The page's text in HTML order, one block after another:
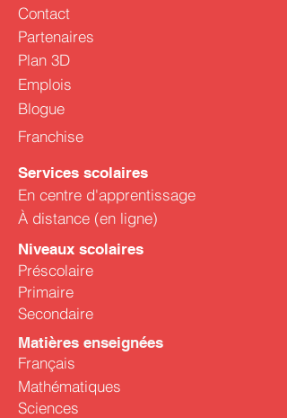
Contact
Partenaires
Plan 3D
Emplois
Blogue
Franchise
Services scolaires
En centre d'apprentissage
À distance (en ligne)
Niveaux scolaires
Préscolaire
Primaire
Secondaire
Matières enseignées
Français
Mathématiques
Sciences